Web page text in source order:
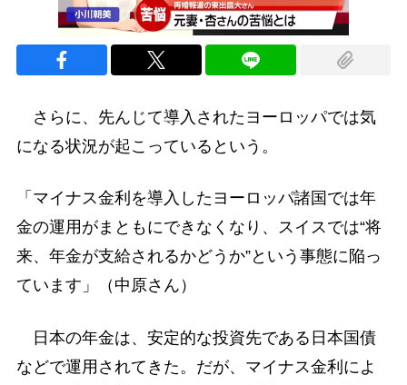
さらに、先んじて導入されたヨーロッパでは気
になる状況が起こっているという。
「マイナス金利を導入したヨーロッパ諸国では年
金の運用がまともにできなくなり、スイスでは“将
来、年金が支給されるかどうか”という事態に陥っ
ています」（中原さん）
日本の年金は、安定的な投資先である日本国債
などで運用されてきた。だが、マイナス金利によ